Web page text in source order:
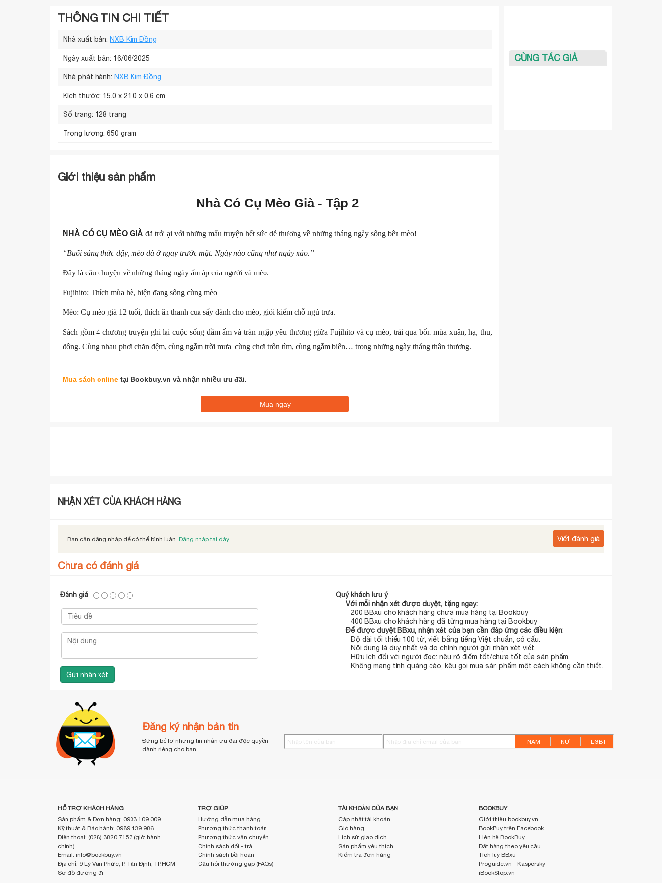
THÔNG TIN CHI TIẾT
Nhà xuất bản: NXB Kim Đồng
Ngày xuất bản: 16/06/2025
Nhà phát hành: NXB Kim Đồng
Kích thước: 15.0 x 21.0 x 0.6 cm
Số trang: 128 trang
Trọng lượng: 650 gram
Giới thiệu sản phẩm
Nhà Có Cụ Mèo Già - Tập 2
NHÀ CÓ CỤ MÈO GIÀ đã trở lại với những mẩu truyện hết sức dễ thương về những tháng ngày sống bên mèo!
“Buổi sáng thức dậy, mèo đã ở ngay trước mặt. Ngày nào cũng như ngày nào.”
Đây là câu chuyện về những tháng ngày ấm áp của người và mèo.
Fujihito: Thích mùa hè, hiện đang sống cùng mèo
Mèo: Cụ mèo già 12 tuổi, thích ăn thanh cua sấy dành cho mèo, giỏi kiếm chỗ ngủ trưa.
Sách gồm 4 chương truyện ghi lại cuộc sống đầm ấm và tràn ngập yêu thương giữa Fujihito và cụ mèo, trải qua bốn mùa xuân, hạ, thu,
đông. Cùng nhau phơi chăn đệm, cùng ngắm trời mưa, cùng chơi trốn tìm, cùng ngắm biển… trong những ngày tháng thân thương.
Mua sách online tại Bookbuy.vn và nhận nhiều ưu đãi.
Mua ngay
CÙNG TÁC GIẢ
NHẬN XÉT CỦA KHÁCH HÀNG
Viết đánh giá
Bạn cần đăng nhập để có thể bình luận. Đăng nhập tại đây.
Chưa có đánh giá
Đánh giá
Quý khách lưu ý
Với mỗi nhận xét được duyệt, tặng ngay:
200 BBxu cho khách hàng chưa mua hàng tại Bookbuy
400 BBxu cho khách hàng đã từng mua hàng tại Bookbuy
Để được duyệt BBxu, nhận xét của bạn cần đáp ứng các điều kiện:
Độ dài tối thiểu 100 từ, viết bằng tiếng Việt chuẩn, có dấu.
Nội dung là duy nhất và do chính người gửi nhận xét viết.
Hữu ích đối với người đọc: nêu rõ điểm tốt/chưa tốt của sản phẩm.
Không mang tính quảng cáo, kêu gọi mua sản phẩm một cách không cần thiết.
Đăng ký nhận bản tin
Đừng bỏ lỡ những tin nhắn ưu đãi độc quyền
dành riêng cho bạn
NAM NỮ LGBT
HỖ TRỢ KHÁCH HÀNG
Sản phẩm & Đơn hàng: 0933 109 009
Kỹ thuật & Bảo hành: 0989 439 986
Điện thoại: (028) 3820 7153 (giờ hành
chính)
Email: info@bookbuy.vn
Địa chỉ: 9 Lý Văn Phức, P. Tân Định, TP.HCM
Sơ đồ đường đi
TRỢ GIÚP
Hướng dẫn mua hàng
Phương thức thanh toán
Phương thức vận chuyển
Chính sách đổi - trả
Chính sách bồi hoàn
Câu hỏi thường gặp (FAQs)
TÀI KHOẢN CỦA BẠN
Cập nhật tài khoản
Giỏ hàng
Lịch sử giao dịch
Sản phẩm yêu thích
Kiểm tra đơn hàng
BOOKBUY
Giới thiệu bookbuy.vn
BookBuy trên Facebook
Liên hệ BookBuy
Đặt hàng theo yêu cầu
Tích lũy BBxu
Proguide.vn - Kaspersky
iBookStop.vn